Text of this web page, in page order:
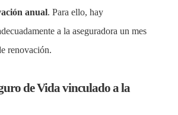
anual. Para ello, hay
a la aseguradora un mes
renovación.
de Vida vinculado a la
Menu
Empresas